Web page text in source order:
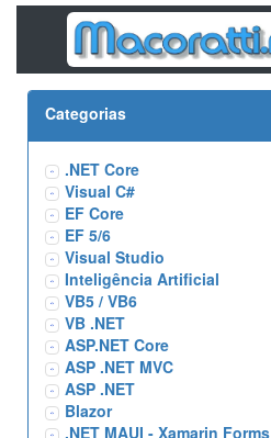
Categorias
.NET Core
Visual C#
EF Core
EF 5/6
Visual Studio
Inteligência Artificial
VB5 / VB6
VB .NET
ASP.NET Core
ASP .NET MVC
ASP .NET
Blazor
.NET MAUI - Xamarin Forms